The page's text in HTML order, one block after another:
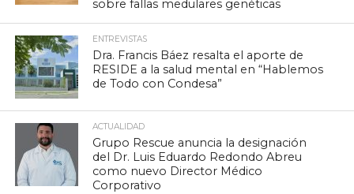
sobre fallas medulares genéticas
ENTREVISTAS
Dra. Francis Báez resalta el aporte de
RESIDE a la salud mental en “Hablemos
de Todo con Condesa”
ACTUALIDAD
Grupo Rescue anuncia la designación
del Dr. Luis Eduardo Redondo Abreu
como nuevo Director Médico
Corporativo